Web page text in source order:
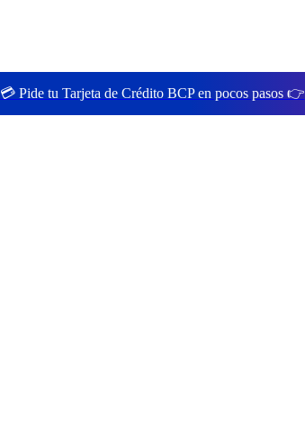
💳 Pide tu Tarjeta de Crédito BCP en pocos pasos 👉